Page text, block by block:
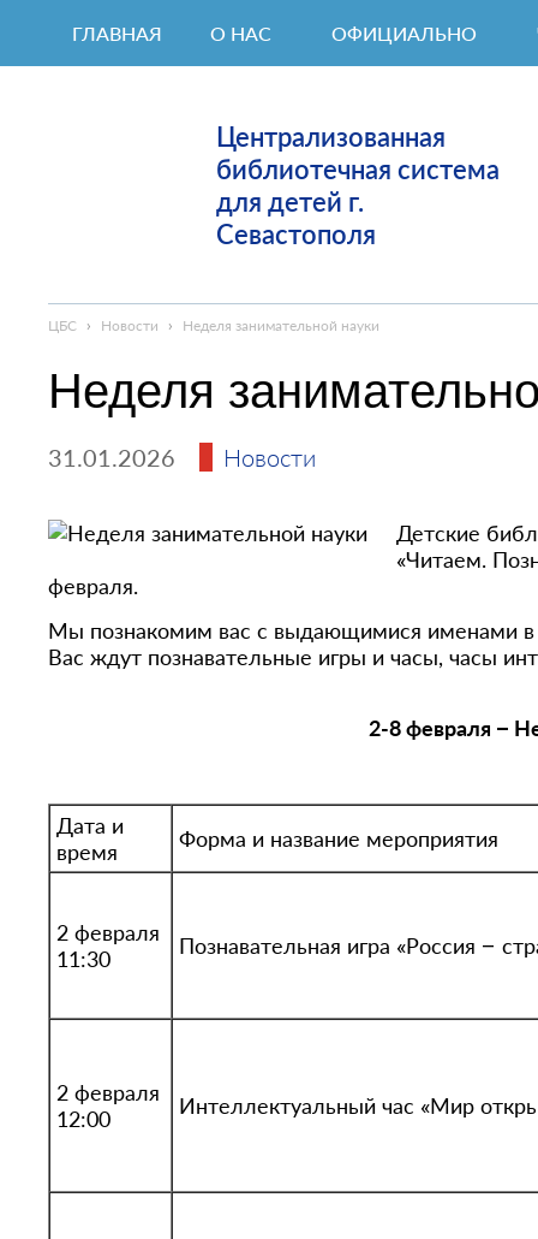
ГЛАВНАЯ О НАС ОФИЦИАЛЬНО
Централизованная
библиотечная система
для детей г.
Севастополя
ЦБС › Новости › Неделя занимательной науки
Неделя
31.01.2026 Новости
Детские
«Читаем.
февраля.
Мы познакомим вас с выдающимися именами
Вас ждут познавательные игры и часы, часы
2-8 февраля –
Дата и
время
Форма и название мероприятия
2 февраля
11:30
Познавательная игра «Россия –
2 февраля
12:00
Интеллектуальный час «Мир